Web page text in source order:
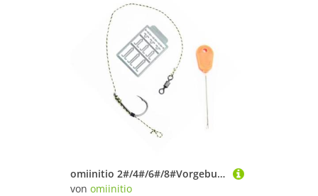
omiinitio 2#/4#/6#/8#Vorgebundene Köder Rigs Mit Haken Wirbel Bokie Stop Stop Geflohen
von omiinitio